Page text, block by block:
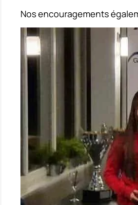
Nos encouragements